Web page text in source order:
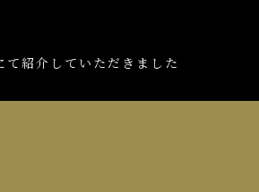
紹介していただきました